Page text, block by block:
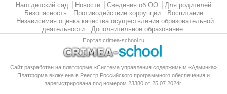
Главное меню
Наш детский сад Новости Сведения об ОО
Для родителей
Безопасность
Противодействие коррупции
Воспитание
Независимая оценка качества осуществления образовательной
деятельности
Дополнительное образование
Портал crimea-school.ru
Сайт разработан на платформе «Система управления содержимым «Админка»
Платформа включена в Реестр Российского программного обеспечения и
зарегистрирована под номером 23380 от 25.07.2024г.